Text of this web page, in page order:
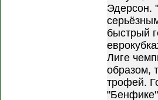
Эдерсон.
быстрый
Лиге
образом,
трофей.